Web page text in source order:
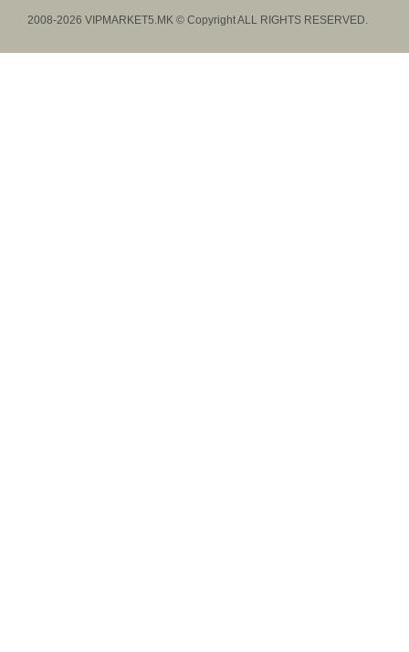
2008-2026 VIPMARKET5.MK © Copyright ALL RIGHTS RESERVED.